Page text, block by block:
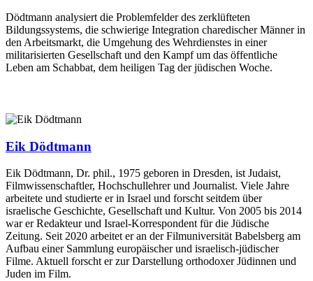
Dödtmann analysiert die Problemfelder des zerklüfteten
Bildungssystems, die schwierige Integration charedischer Männer in
den Arbeitsmarkt, die Umgehung des Wehrdienstes in einer
militarisierten Gesellschaft und den Kampf um das öffentliche
Leben am Schabbat, dem heiligen Tag der jüdischen Woche.
Eik Dödtmann
Eik Dödtmann, Dr. phil., 1975 geboren in Dresden, ist Judaist,
Filmwissenschaftler, Hochschullehrer und Journalist. Viele Jahre
arbeitete und studierte er in Israel und forscht seitdem über
israelische Geschichte, Gesellschaft und Kultur. Von 2005 bis 2014
war er Redakteur und Israel-Korrespondent für die Jüdische
Zeitung. Seit 2020 arbeitet er an der Filmuniversität Babelsberg am
Aufbau einer Sammlung europäischer und israelisch-jüdischer
Filme. Aktuell forscht er zur Darstellung orthodoxer Jüdinnen und
Juden im Film.